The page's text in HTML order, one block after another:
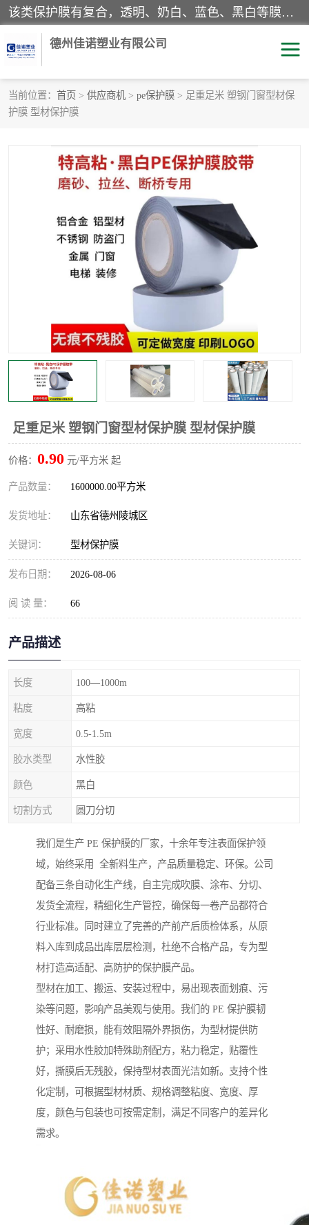
该类保护膜有复合，透明、奶白、蓝色、黑白等膜型。特高粘，高粘，中高粘，中粘，中低粘，低粘等。对于不同的粘力要求有相应的产品相适配。无胶渍残留污染。在较宽的收卷幅度下平整无皱纹，收卷长度大，利于机械化及自动化施工粘贴。为您的产品提供的表面保护解决方案。 产品广泛适用于：铝材、不锈钢、金属、塑料、电子、家电、家具、玻璃、化工材料、装饰材料等。
德州佳诺塑业有限公司
当前位置： 首页 > 供应商机 > pe保护膜 > 足重足米 塑钢门窗型材保
护膜 型材保护膜
足重足米 塑钢门窗型材保护膜 型材保护膜
价格： 0.90 元/平方米 起
产品数量： 1600000.00平方米
发货地址： 山东省德州陵城区
关键词： 型材保护膜
发布日期： 2026-08-06
阅 读 量： 66
产品描述
长度 100—1000m
粘度 高粘
宽度 0.5-1.5m
胶水类型 水性胶
颜色 黑白
切割方式 圆刀分切
我们是生产 PE 保护膜的厂家，十余年专注表面保护领
域，始终采用 全新料生产，产品质量稳定、环保。公司
配备三条自动化生产线，自主完成吹膜、涂布、分切、
发货全流程，精细化生产管控，确保每一卷产品都符合
行业标准。同时建立了完善的产前产后质检体系，从原
料入库到成品出库层层检测，杜绝不合格产品，专为型
材打造高适配、高防护的保护膜产品。
型材在加工、搬运、安装过程中，易出现表面划痕、污
染等问题，影响产品美观与使用。我们的 PE 保护膜韧
性好、耐磨损，能有效阻隔外界损伤，为型材提供防
护；采用水性胶加特殊助剂配方，粘力稳定，贴覆性
好，撕膜后无残胶，保持型材表面光洁如新。支持个性
化定制，可根据型材材质、规格调整粘度、宽度、厚
度，颜色与包装也可按需定制，满足不同客户的差异化
需求。
pe保护膜
地毯保护膜 家具保护膜
拉伸缠绕膜 透明保护膜
黑白保护膜 乳白保护膜
明蓝保护膜 纯黑保护膜
彩钢板保护膜
不绣钢板保护膜 两边上胶保护膜
窗缝阻风胶带 铝板保护膜
不锈钢板保护膜 一次性隔离膜